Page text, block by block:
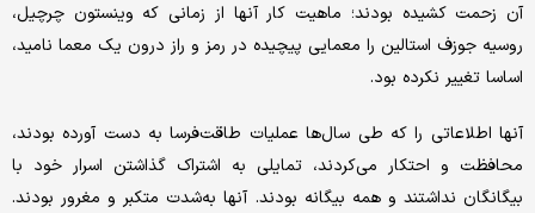
آن زحمت کشیده بودند؛ ماهیت کار آنها از زمانی که وینستون چرچیل،
روسیه جوزف استالین را معمایی پیچیده در رمز و راز درون یک معما نامید،
اساسا تغییر نکرده بود.
آنها اطلاعاتی را که طی سال‌ها عملیات طاقت‌فرسا به دست آورده بودند،
محافظت و احتکار می‌کردند، تمایلی به اشتراک گذاشتن اسرار خود با
بیگانگان نداشتند و همه بیگانه بودند. آنها به‌شدت متکبر و مغرور بودند.